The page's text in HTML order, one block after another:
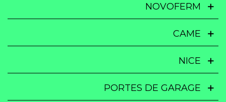
NOVOFERM
CAME
NICE
PORTES DE GARAGE